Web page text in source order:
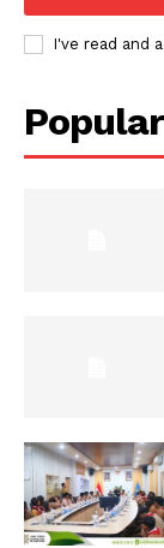
I've read and
Popular